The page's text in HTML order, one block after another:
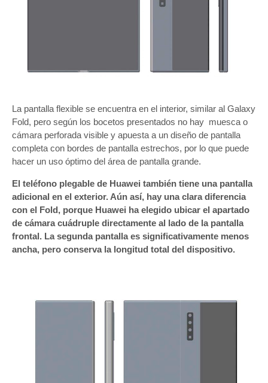
La pantalla flexible se encuentra en el interior, similar al Galaxy
Fold, pero según los bocetos presentados no hay muesca o
cámara perforada visible y apuesta a un diseño de pantalla
completa con bordes de pantalla estrechos, por lo que puede
hacer un uso óptimo del área de pantalla grande.
El teléfono plegable de Huawei también tiene una pantalla
adicional en el exterior. Aún así, hay una clara diferencia
con el Fold, porque Huawei ha elegido ubicar el apartado
de cámara cuádruple directamente al lado de la pantalla
frontal. La segunda pantalla es significativamente menos
ancha, pero conserva la longitud total del dispositivo.